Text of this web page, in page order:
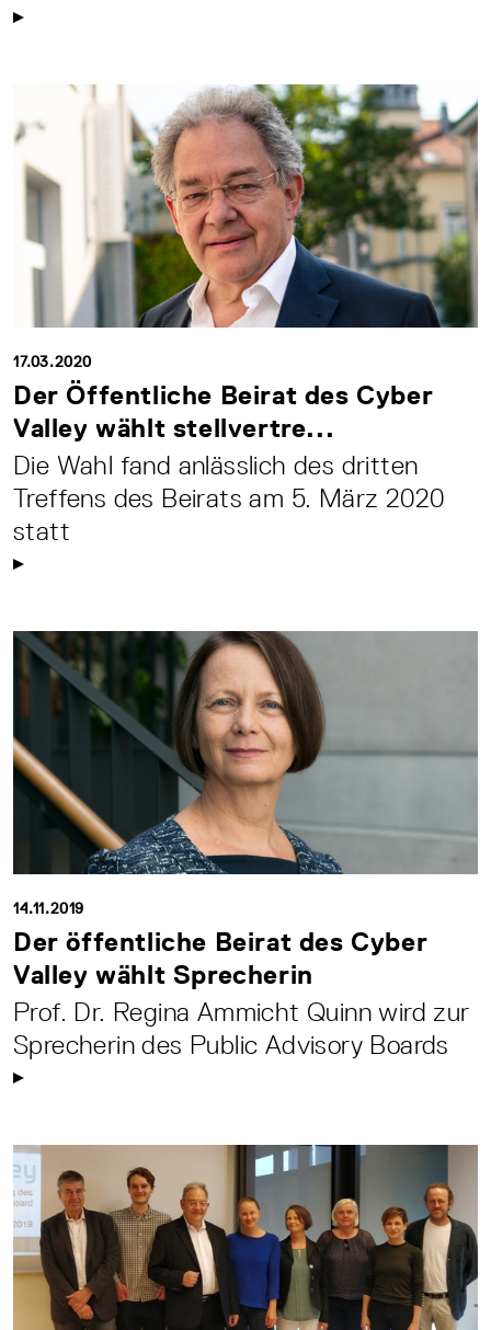
17.03.2020
Der Öffentliche Beirat des Cyber
Valley wählt stellvertre...
Die Wahl fand anlässlich des dritten
Treffens des Beirats am 5. März 2020
statt
14.11.2019
Der öffentliche Beirat des Cyber
Valley wählt Sprecherin
Prof. Dr. Regina Ammicht Quinn wird zur
Sprecherin des Public Advisory Boards